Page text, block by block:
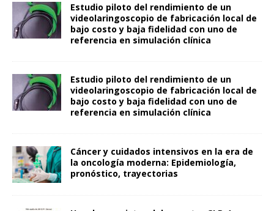
Estudio piloto del rendimiento de un
videolaringoscopio de fabricación local de
bajo costo y baja fidelidad con uno de
referencia en simulación clínica
Estudio piloto del rendimiento de un
videolaringoscopio de fabricación local de
bajo costo y baja fidelidad con uno de
referencia en simulación clínica
Cáncer y cuidados intensivos en la era de
la oncología moderna: Epidemiología,
pronóstico, trayectorias